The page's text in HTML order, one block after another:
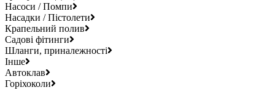
Насоси / Помпи
Насадки / Пістолети
Крапельний полив
Садові фітинги
Шланги, приналежності
Інше
Автоклав
Горіхоколи